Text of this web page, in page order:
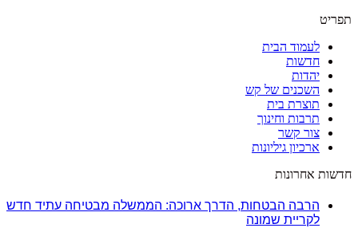
תפריט
לעמוד הבית
חדשות
יהדות
השכנים של קש
תוצרת בית
תרבות וחינוך
צור קשר
ארכיון גיליונות
חדשות אחרונות
הרבה הבטחות, הדרך ארוכה: הממשלה מבטיחה עתיד חדש
לקריית שמונה